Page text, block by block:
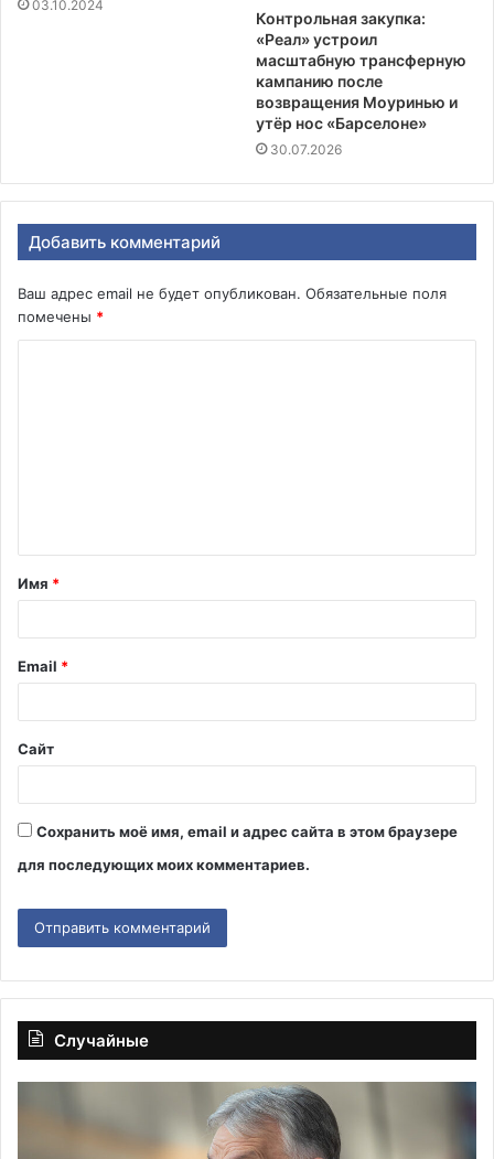
03.10.2024
Контрольная закупка:
«Реал» устроил
масштабную трансферную
кампанию после
возвращения Моуринью и
утёр нос «Барселоне»
30.07.2026
Добавить комментарий
Ваш адрес email не будет опубликован. Обязательные поля
помечены *
т
а
й
*
Имя *
Email *
Сайт
Сохранить моё имя, email и адрес сайта в этом браузере
для последующих моих комментариев.
Случайные